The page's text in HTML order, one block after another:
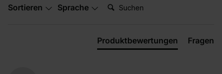
Sortieren Sprache Suchen:
Produktbewertungen Fragen